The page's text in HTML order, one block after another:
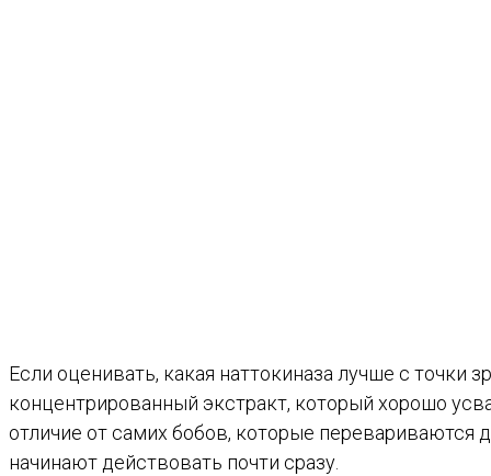
Если оценивать, какая наттокиназа лучше с точки
концентрированный экстракт, который хорошо
отличие от самих бобов, которые
начинают действовать почти сразу.